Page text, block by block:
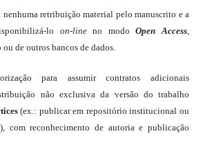
nenhuma retribuição material pelo manuscrito e a
lo on-lineno modoOpen Access,
de outros bancos de dados.
para assumir contratos adicionais
não exclusiva da versão do trabalho
(ex.: publicar em repositório institucional ou
com reconhecimento de autoria e publicação